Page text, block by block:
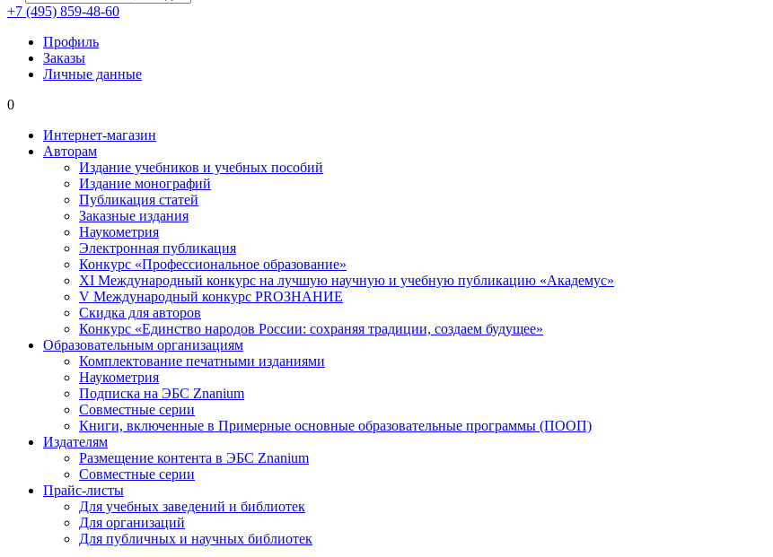
+7 (495) 859-48-60
Профиль
Заказы
Личные данные
0
Интернет-магазин
Авторам
Издание учебников и учебных пособий
Издание монографий
Публикация статей
Заказные издания
Наукометрия
Электронная публикация
Конкурс «Профессиональное образование»
XI Международный конкурс на лучшую научную и учебную публикацию «Академус»
V Международный конкурс PROЗНАНИЕ
Скидка для авторов
Конкурс «Единство народов России: сохраняя традиции, создаем будущее»
Образовательным организациям
Комплектование печатными изданиями
Наукометрия
Подписка на ЭБС Znanium
Совместные серии
Книги, включенные в Примерные основные образовательные программы (ПООП)
Издателям
Размещение контента в ЭБС Znanium
Совместные серии
Прайс-листы
Для учебных заведений и библиотек
Для организаций
Для публичных и научных библиотек